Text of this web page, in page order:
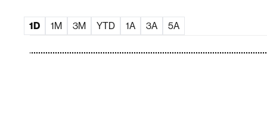
1D 1M 3M YTD 1A 3A 5A